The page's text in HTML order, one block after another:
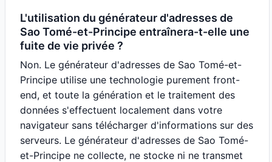
L'utilisation du générateur d'adresses de
Sao Tomé-et-Principe entraînera-t-elle une
fuite de vie privée ?
Non. Le générateur d'adresses de Sao Tomé-et-
Principe utilise une technologie purement front-
end, et toute la génération et le traitement des
données s'effectuent localement dans votre
navigateur sans télécharger d'informations sur des
serveurs. Le générateur d'adresses de Sao Tomé-
et-Principe ne collecte, ne stocke ni ne transmet